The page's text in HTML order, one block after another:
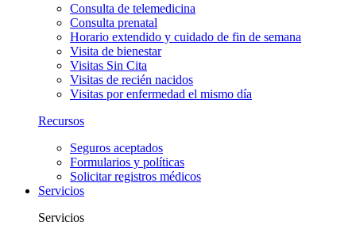
Consulta de telemedicina
Consulta prenatal
Horario extendido y cuidado de fin de semana
Visita de bienestar
Visitas Sin Cita
Visitas de recién nacidos
Visitas por enfermedad el mismo día
Recursos
Seguros aceptados
Formularios y políticas
Solicitar registros médicos
Servicios
Servicios